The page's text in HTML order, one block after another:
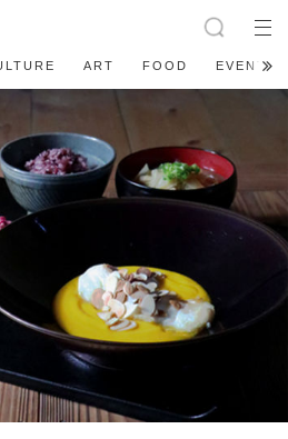
ART FOOD EVENT